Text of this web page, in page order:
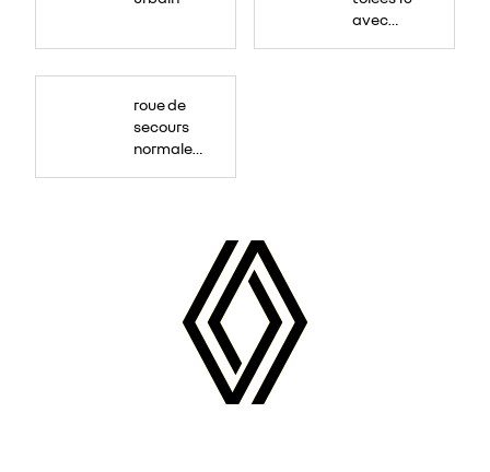
avec
roue de
secours
normale